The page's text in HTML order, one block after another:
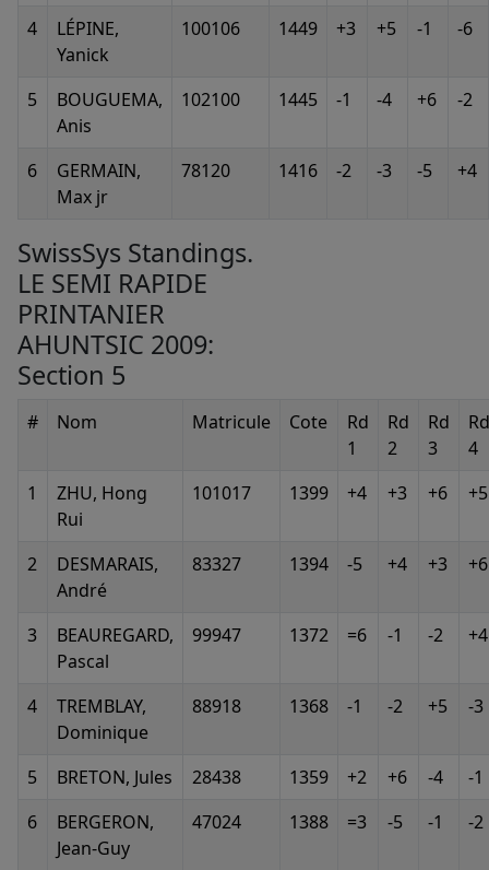
4
LÉPINE,
Yanick
100106 1449 +3 +5 -1 -6
5
BOUGUEMA,
Anis
102100 1445 -1 -4 +6 -2
6
GERMAIN,
Max jr
78120 1416 -2 -3 -5 +4
SwissSys Standings.
LE SEMI RAPIDE
PRINTANIER
AHUNTSIC 2009:
Section 5
# Nom Matricule Cote
Rd
1
Rd
2
Rd
3
Rd
4
1
ZHU, Hong
Rui
101017 1399 +4 +3 +6 +5
2
DESMARAIS,
André
83327 1394 -5 +4 +3 +6
3
BEAUREGARD,
Pascal
99947 1372 =6 -1 -2 +4
4
TREMBLAY,
Dominique
88918 1368 -1 -2 +5 -3
5 BRETON, Jules 28438 1359 +2 +6 -4
-1
6
BERGERON,
Jean-Guy
47024 1388 =3 -5 -1 -2